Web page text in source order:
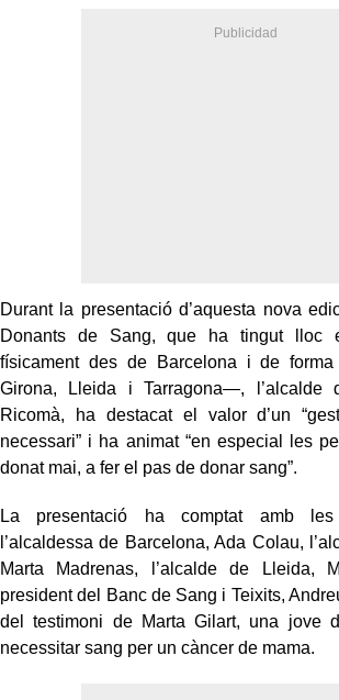
Durant la presentació d’aquesta nova
Donants de Sang, que ha tingut lloc
físicament des de Barcelona i de
Girona, Lleida i Tarragona—, l’alcalde
Ricomà, ha destacat el valor d’un
necessari” i ha animat “en especial les
donat mai, a fer el pas de donar sang”.
La presentació ha comptat amb les
l’alcaldessa de Barcelona, Ada Colau,
Marta Madrenas, l’alcalde de Lleida,
president del Banc de Sang i Teixits,
del testimoni de Marta Gilart, una jove
necessitar sang per un càncer de mama.